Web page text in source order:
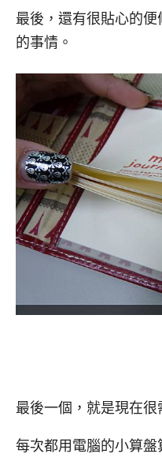
最後，還有很貼心的
的事情。
最後一個，就是現在很
每次都用電腦的小算盤